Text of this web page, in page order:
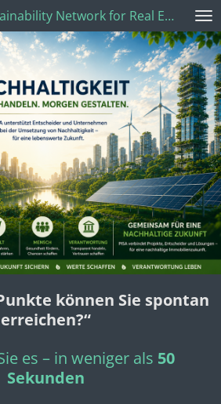
PISA - The Sustainability Network for Real Estate
können Sie spontan
erreichen?“
es – in weniger als 50
Sekunden